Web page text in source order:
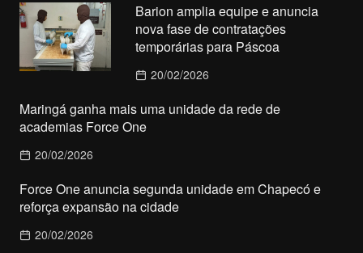
Barion amplia equipe e anuncia
nova fase de contratações
temporárias para Páscoa
20/02/2026
Maringá ganha mais uma unidade da rede de
academias Force One
20/02/2026
Force One anuncia segunda unidade em Chapecó e
reforça expansão na cidade
20/02/2026